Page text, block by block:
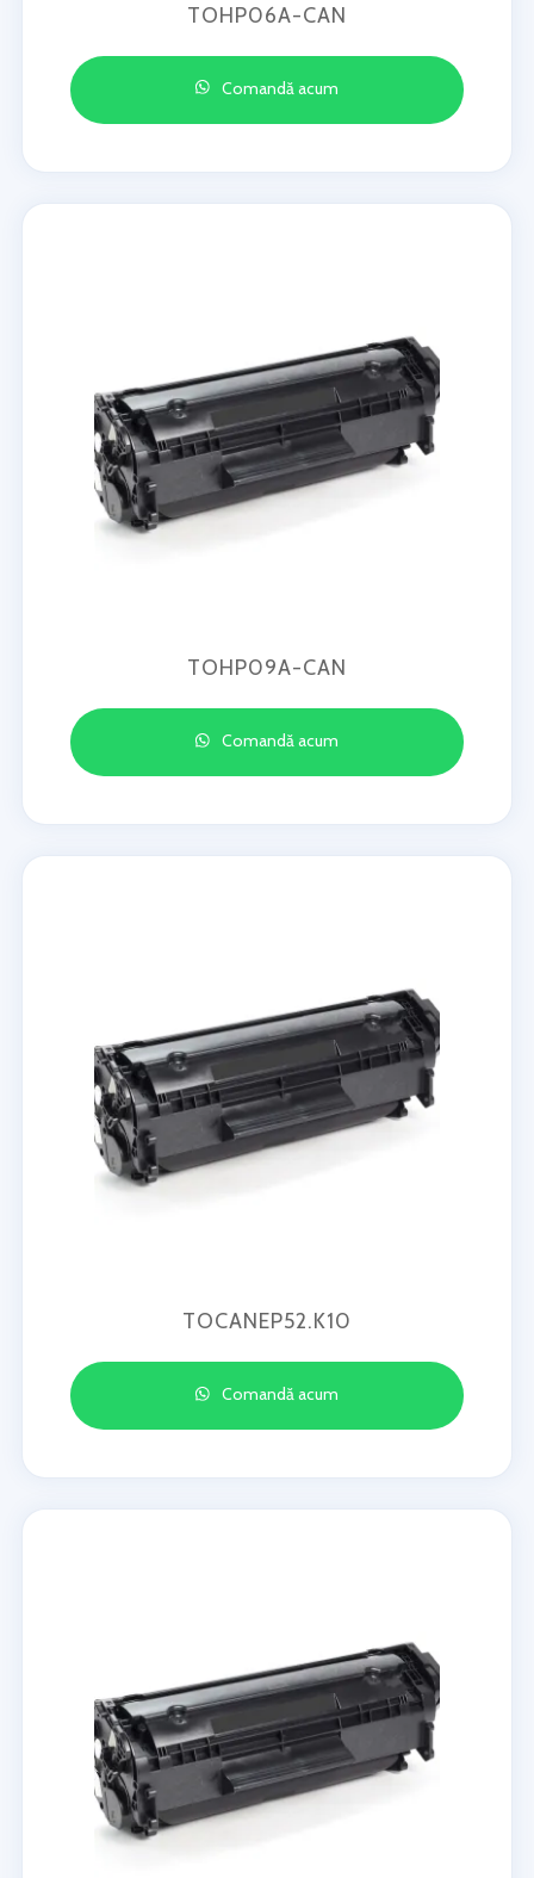
TOHP06A-CAN
Comandă acum
TOHP09A-CAN
Comandă acum
TOCANEP52.K10
Comandă acum